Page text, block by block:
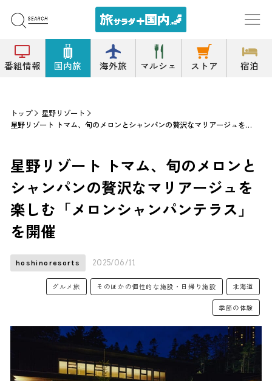
番組情報 国内旅 海外旅 マルシェ ストア 宿泊
トップ
星野リゾート
星野リゾート トマム、旬のメロンとシャンパンの贅沢なマリアージュを楽しむ「メロンシャンパンテラス」を開催
星野リゾート トマム、旬のメロンと
シャンパンの贅沢なマリアージュを
楽しむ「メロンシャンパンテラス」
を開催
hoshinoresorts 2025/06/11
グルメ旅 そのほかの個性的な施設・日帰り施設 北海道
季節の体験